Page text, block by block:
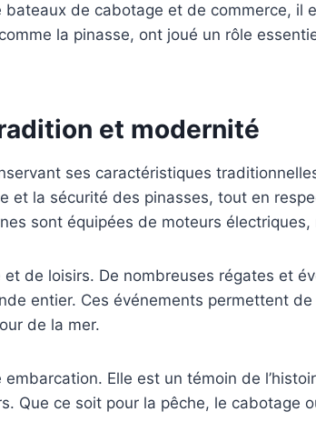
de cabotage et de commerce, il
la pinasse, ont joué un rôle
et modernité
ses caractéristiques
et la sécurité des pinasses, tout en
sont équipées de moteurs
de loisirs. De nombreuses régates et
entier. Ces événements permettent
de la mer.
embarcation. Elle est un témoin de
Que ce soit pour la pêche, le cabotage